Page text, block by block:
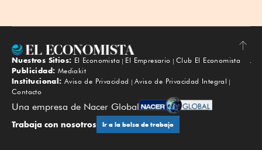
Subir
Nuestros Sitios: El Economista El Empresario
Club El Economista
Publicidad: Mediakit
Institucional: Aviso de Privacidad
Aviso de Privacidad Integral
Contacto
Una empresa de Nacer Global
Trabaja con nosotros Ir a la bolsa de trabajo